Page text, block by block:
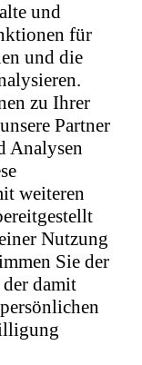
und
für
und die
zu Ihrer
Partner
Analysen
weiteren
Nutzung
Sie der
damit